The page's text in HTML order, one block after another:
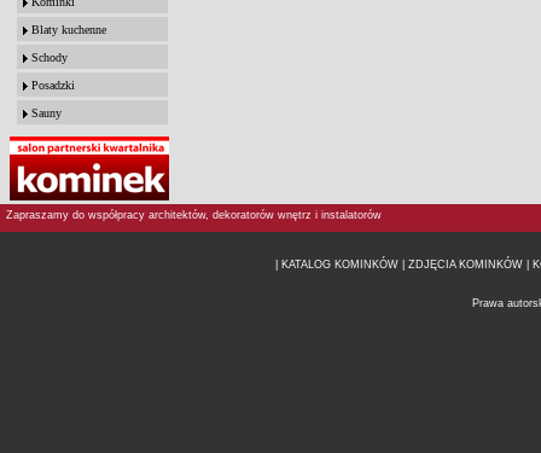
Blaty kuchenne
Schody
Posadzki
Sauny
Zapraszamy do współpracy architektów, dekoratorów wnętrz i instalatorów
| KATALOG KOMINKÓW | ZDJĘCIA KOMINKÓW |
Prawa